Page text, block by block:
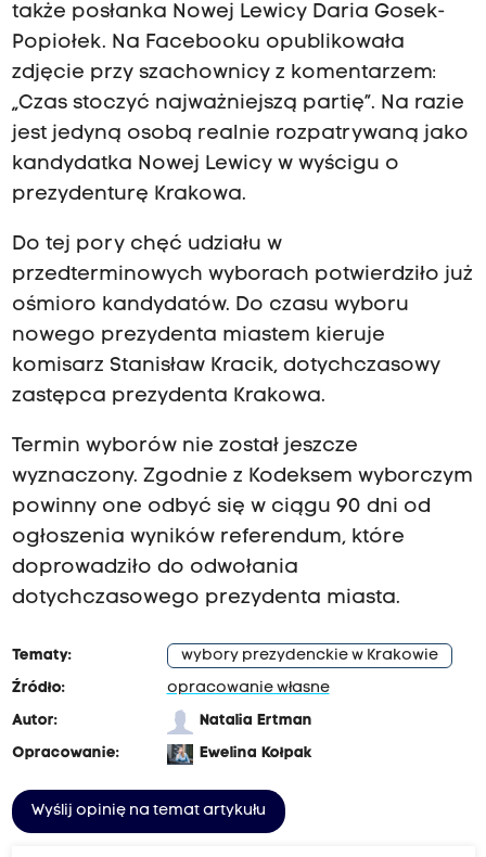
także posłanka Nowej Lewicy Daria Gosek-
Popiołek. Na Facebooku opublikowała
zdjęcie przy szachownicy z komentarzem:
„Czas stoczyć najważniejszą partię”. Na razie
jest jedyną osobą realnie rozpatrywaną jako
kandydatka Nowej Lewicy w wyścigu o
prezydenturę Krakowa.
Do tej pory chęć udziału w
przedterminowych wyborach potwierdziło już
ośmioro kandydatów. Do czasu wyboru
nowego prezydenta miastem kieruje
komisarz Stanisław Kracik, dotychczasowy
zastępca prezydenta Krakowa.
Termin wyborów nie został jeszcze
wyznaczony. Zgodnie z Kodeksem wyborczym
powinny one odbyć się w ciągu 90 dni od
ogłoszenia wyników referendum, które
doprowadziło do odwołania
dotychczasowego prezydenta miasta.
Tematy:
wybory prezydenckie w Krakowie
Źródło:
opracowanie własne
Autor:
Natalia Ertman
Opracowanie:
Ewelina Kołpak
Wyślij opinię na temat artykułu